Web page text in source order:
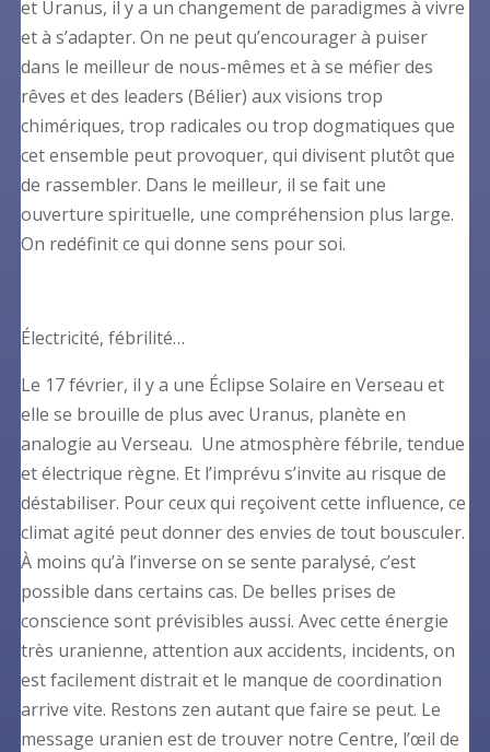
et Uranus, il y a un changement de paradigmes à vivre
et à s’adapter. On ne peut qu’encourager à puiser
dans le meilleur de nous-mêmes et à se méfier des
rêves et des leaders (Bélier) aux visions trop
chimériques, trop radicales ou trop dogmatiques que
cet ensemble peut provoquer, qui divisent plutôt que
de rassembler. Dans le meilleur, il se fait une
ouverture spirituelle, une compréhension plus large.
On redéfinit ce qui donne sens pour soi.
Électricité, fébrilité…
Le 17 février, il y a une Éclipse Solaire en Verseau et
elle se brouille de plus avec Uranus, planète en
analogie au Verseau. Une atmosphère fébrile, tendue
et électrique règne. Et l’imprévu s’invite au risque de
déstabiliser. Pour ceux qui reçoivent cette influence, ce
climat agité peut donner des envies de tout bousculer.
À moins qu’à l’inverse on se sente paralysé, c’est
possible dans certains cas. De belles prises de
conscience sont prévisibles aussi. Avec cette énergie
très uranienne, attention aux accidents, incidents, on
est facilement distrait et le manque de coordination
arrive vite. Restons zen autant que faire se peut. Le
message uranien est de trouver notre Centre, l’œil de